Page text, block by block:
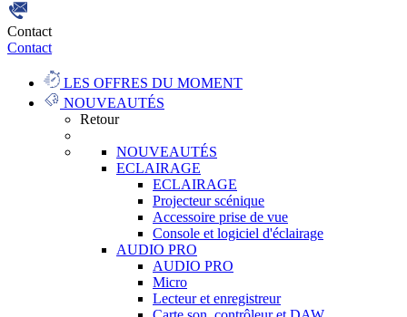
Contact
Contact
LES OFFRES DU MOMENT
NOUVEAUTÉS
Retour
NOUVEAUTÉS
ECLAIRAGE
ECLAIRAGE
Projecteur scénique
Accessoire prise de vue
Console et logiciel d'éclairage
AUDIO PRO
AUDIO PRO
Micro
Lecteur et enregistreur